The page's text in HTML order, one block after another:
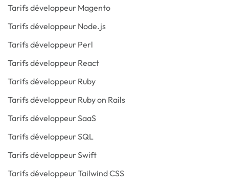
Tarifs développeur Magento
Tarifs développeur Node.js
Tarifs développeur Perl
Tarifs développeur React
Tarifs développeur Ruby
Tarifs développeur Ruby on Rails
Tarifs développeur SaaS
Tarifs développeur SQL
Tarifs développeur Swift
Tarifs développeur Tailwind CSS